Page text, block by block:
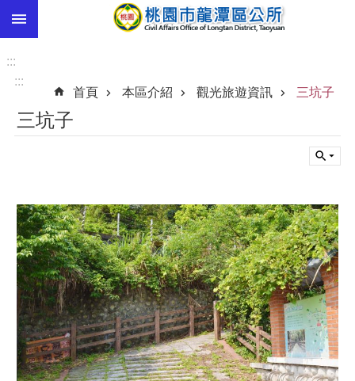
跳到主要內容區塊
階
本
區
介
紹
訊
息
公
告
:::
:::
首頁
本區介紹 觀光旅遊資訊 三坑子
三坑子